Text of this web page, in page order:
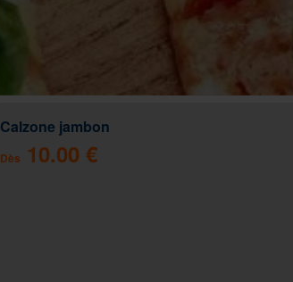
Calzone jambon
Dès 10.00 €